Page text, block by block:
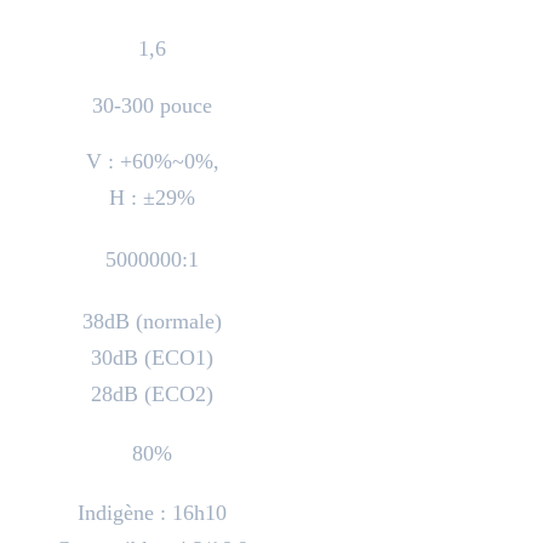
1,6
30-300 pouce
V : +60%~0%,
H : ±29%
5000000:1
38dB (normale)
30dB (ECO1)
28dB (ECO2)
80%
Indigène : 16h10